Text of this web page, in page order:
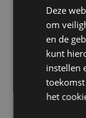
Hondenroedel
Materiaal:
Product Bron:
Zoekt u
Lees dan
Deze
om
en de
kunt
instellen
het